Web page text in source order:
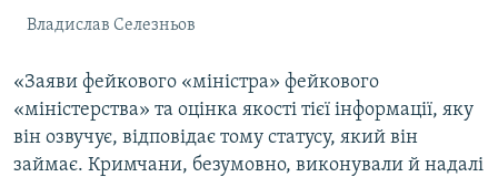
Владислав Селезньов
«Заяви фейкового «міністра» фейкового
«міністерства» та оцінка якості тієї інформації, яку
він озвучує, відповідає тому статусу, який він
займає. Кримчани, безумовно, виконували й надалі